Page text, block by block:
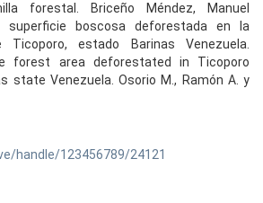
forestal. Briceño Méndez, Manuel
superficie boscosa deforestada en la
estado Barinas Venezuela.
forest area deforestated in Ticoporo
state Venezuela. Osorio M., Ramón A. y
handle/123456789/24121